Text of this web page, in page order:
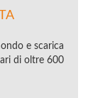
e scarica
di oltre 600